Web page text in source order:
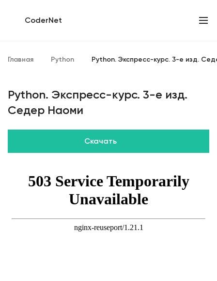
CoderNet
Главная Python Python. Экспресс-курс. 3-е изд.
Python. Экспресс-курс. 3-е изд.
Седер Наоми
Скачать